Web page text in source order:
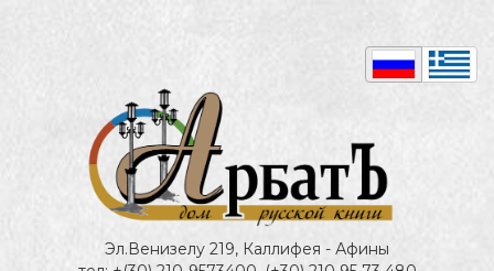
Эл.Венизелу 219, Каллифея - Афины